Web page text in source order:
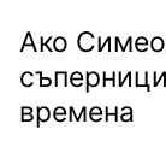
Ако
времена